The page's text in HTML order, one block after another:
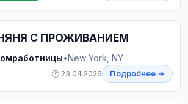
С ПРОЖИВАНИЕМ
•New York, NY
🕐 23.04.2026 Подробнее →